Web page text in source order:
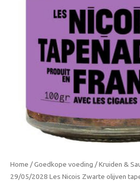
Home /Goedkope voeding /Kruiden &
29/05/2028 Les Nicois Zwarte olijven